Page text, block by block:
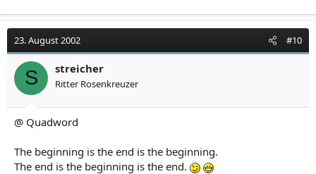
23. August 2002 #10
S streicher
Ritter Rosenkreuzer
@ Quadword
The beginning is the end is the beginning.
The end is the beginning is the end.